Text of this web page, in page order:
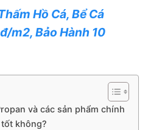
Hồ Cá, Bể Cá
m2, Bảo Hành 10
và các sản phẩm chính
không?